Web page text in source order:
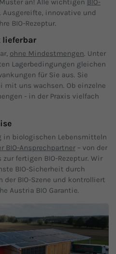
an! Alle wichtigen BIO-
. Ausgereifte, innovative und
BIO-Rezeptur.
lieferbar
ohne Mindestmengen. Unter
Lagerbedingungen gleichen
für Sie aus. Sie
mit uns wachsen. Ob einzelne
- in der Praxis vielfach
in biologischen Lebensmitteln
BIO-Ansprechpartner – von der
fertigen BIO-Rezeptur. Wir
BIO-Sicherheit durch
BIO-Szene und kontrolliert
Austria BIO Garantie.